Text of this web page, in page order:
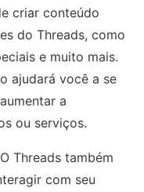
criar conteúdo
do Threads, como
e muito mais.
ajudará você a se
a
ou serviços.
O Threads também
com seu